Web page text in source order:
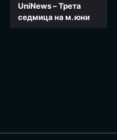
UniNews – Трета
седмица на м. юни